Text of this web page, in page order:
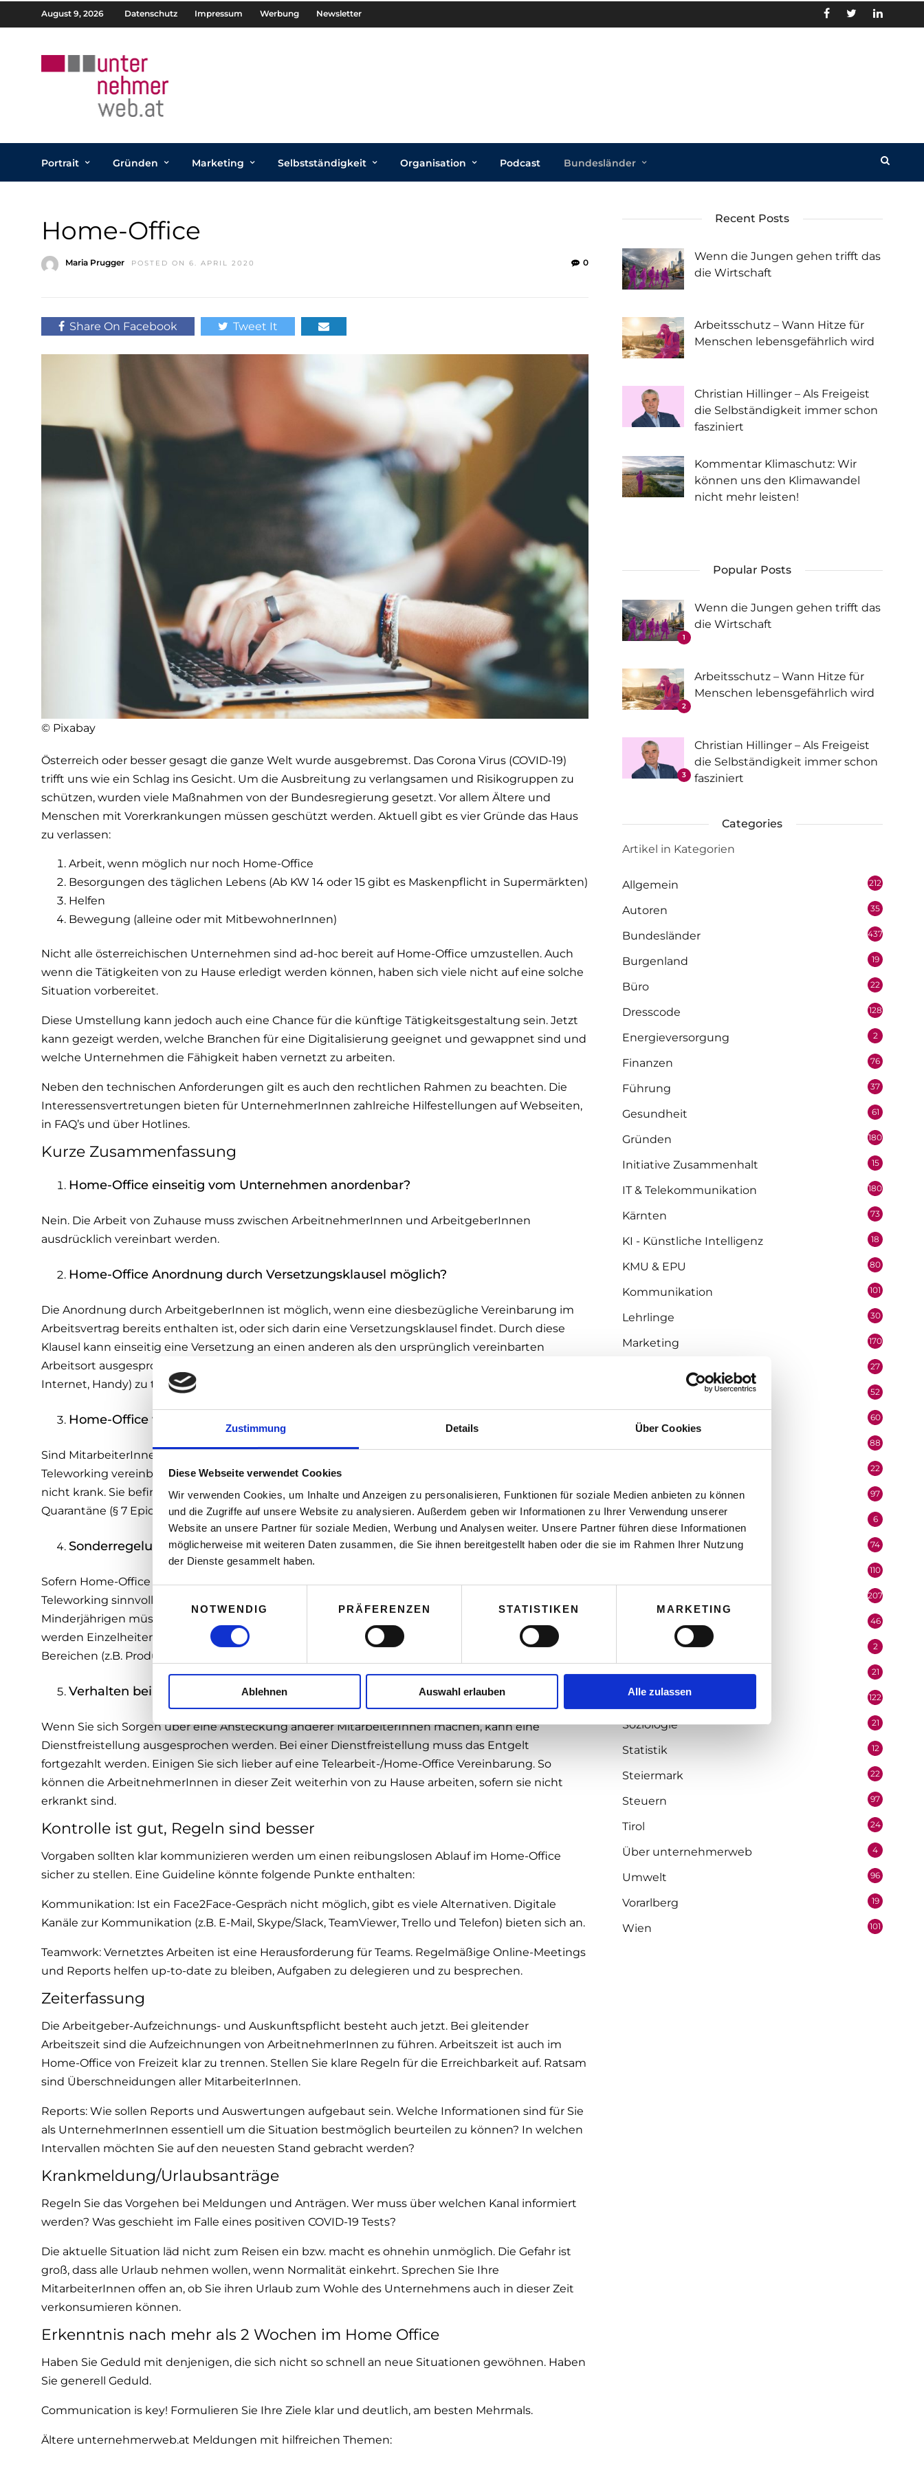
Zustimmung Details Über Cookies
Diese Webseite verwendet Cookies
Wir verwenden Cookies, um Inhalte und Anzeigen zu personalisieren, Funktionen für soziale Medien anbieten zu können
und die Zugriffe auf unsere Website zu analysieren. Außerdem geben wir Informationen zu Ihrer Verwendung unserer
Website an unsere Partner für soziale Medien, Werbung und Analysen weiter. Unsere Partner führen diese Informationen
möglicherweise mit weiteren Daten zusammen, die Sie ihnen bereitgestellt haben oder die sie im Rahmen Ihrer Nutzung
der Dienste gesammelt haben.
n
i
g
u
n
u
w
a
l
NOTWENDIG PRÄFERENZEN STATISTIKEN MARKETING
Ablehnen Auswahl erlauben Alle zulassen
August 9, 2026 Datenschutz Impressum Werbung Newsletter
Portrait Gründen Marketing Selbstständigkeit Organisation Podcast Bundesländer
Home-Office
Maria Prugger POSTED ON 6. APRIL 2020 0
Share On Facebook Tweet It
© Pixabay
Österreich oder besser gesagt die ganze Welt wurde ausgebremst. Das Corona Virus (COVID-19)
trifft uns wie ein Schlag ins Gesicht. Um die Ausbreitung zu verlangsamen und Risikogruppen zu
schützen, wurden viele Maßnahmen von der Bundesregierung gesetzt. Vor allem Ältere und
Menschen mit Vorerkrankungen müssen geschützt werden. Aktuell gibt es vier Gründe das Haus
zu verlassen:
Arbeit, wenn möglich nur noch Home-Office
Besorgungen des täglichen Lebens (Ab KW 14 oder 15 gibt es Maskenpflicht in Supermärkten)
Helfen
Bewegung (alleine oder mit MitbewohnerInnen)
Nicht alle österreichischen Unternehmen sind ad-hoc bereit auf Home-Office umzustellen. Auch
wenn die Tätigkeiten von zu Hause erledigt werden können, haben sich viele nicht auf eine solche
Situation vorbereitet.
Diese Umstellung kann jedoch auch eine Chance für die künftige Tätigkeitsgestaltung sein. Jetzt
kann gezeigt werden, welche Branchen für eine Digitalisierung geeignet und gewappnet sind und
welche Unternehmen die Fähigkeit haben vernetzt zu arbeiten.
Neben den technischen Anforderungen gilt es auch den rechtlichen Rahmen zu beachten. Die
Interessensvertretungen bieten für UnternehmerInnen zahlreiche Hilfestellungen auf Webseiten,
in FAQ’s und über Hotlines.
Kurze Zusammenfassung
Home-Office einseitig vom Unternehmen anordenbar?
Nein. Die Arbeit von Zuhause muss zwischen ArbeitnehmerInnen und ArbeitgeberInnen
ausdrücklich vereinbart werden.
Home-Office Anordnung durch Versetzungsklausel möglich?
Die Anordnung durch ArbeitgeberInnen ist möglich, wenn eine diesbezügliche Vereinbarung im
Arbeitsvertrag bereits enthalten ist, oder sich darin eine Versetzungsklausel findet. Durch diese
Klausel kann einseitig eine Versetzung an einen anderen als den ursprünglich vereinbarten
Arbeitsort ausgesprochen werden. ArbeitgeberInnen haben die anfallenden Kosten (z.B. für
Internet, Handy) zu tragen.
Home-Office während angeordneter Quarantäne?
Sind MitarbeiterInnen in häuslicher Quarantäne ohne krank zu sein, kann einvernehmlich
Teleworking vereinbart werden. Generell gilt: Nur wenn ArbeitnehmerInnen arbeitsfähig sind, also
nicht krank. Sie befinden sich als Krankheitsverdächtige oder Ansteckungsverdächtige in
Quarantäne (§ 7 Epidemiegesetz).
Sonderregelung für Auszubildende?
Sofern Home-Office Tätigkeiten mit dem Ausbildungsgegenstand zu vereinbaren sind, kann
Teleworking sinnvoll sein. Es bedarf jedoch auch hier einer schriftlichen Vereinbarung. Bei
Minderjährigen müssen Erziehungsberechtigte ihr Einverständnis geben. In der Vereinbarung
werden Einzelheiten über erforderliche Sachmittel und allfälliger Kosten geregelt. In vielen
Bereichen (z.B. Produktion) kommt das Arbeiten im Home-Office jedoch nicht in Betracht.
Verhalten bei Rückkehr von MitarbeiterInnen aus betroffenen Gebieten?
Wenn Sie sich Sorgen über eine Ansteckung anderer MitarbeiterInnen machen, kann eine
Dienstfreistellung ausgesprochen werden. Bei einer Dienstfreistellung muss das Entgelt
fortgezahlt werden. Einigen Sie sich lieber auf eine Telearbeit-/Home-Office Vereinbarung. So
können die ArbeitnehmerInnen in dieser Zeit weiterhin von zu Hause arbeiten, sofern sie nicht
erkrankt sind.
Kontrolle ist gut, Regeln sind besser
Vorgaben sollten klar kommunizieren werden um einen reibungslosen Ablauf im Home-Office
sicher zu stellen. Eine Guideline könnte folgende Punkte enthalten:
Kommunikation: Ist ein Face2Face-Gespräch nicht möglich, gibt es viele Alternativen. Digitale
Kanäle zur Kommunikation (z.B. E-Mail, Skype/Slack, TeamViewer, Trello und Telefon) bieten sich an.
Teamwork: Vernetztes Arbeiten ist eine Herausforderung für Teams. Regelmäßige Online-Meetings
und Reports helfen up-to-date zu bleiben, Aufgaben zu delegieren und zu besprechen.
Zeiterfassung
Die Arbeitgeber-Aufzeichnungs- und Auskunftspflicht besteht auch jetzt. Bei gleitender
Arbeitszeit sind die Aufzeichnungen von ArbeitnehmerInnen zu führen. Arbeitszeit ist auch im
Home-Office von Freizeit klar zu trennen. Stellen Sie klare Regeln für die Erreichbarkeit auf. Ratsam
sind Überschneidungen aller MitarbeiterInnen.
Reports: Wie sollen Reports und Auswertungen aufgebaut sein. Welche Informationen sind für Sie
als UnternehmerInnen essentiell um die Situation bestmöglich beurteilen zu können? In welchen
Intervallen möchten Sie auf den neuesten Stand gebracht werden?
Krankmeldung/Urlaubsanträge
Regeln Sie das Vorgehen bei Meldungen und Anträgen. Wer muss über welchen Kanal informiert
werden? Was geschieht im Falle eines positiven COVID-19 Tests?
Die aktuelle Situation läd nicht zum Reisen ein bzw. macht es ohnehin unmöglich. Die Gefahr ist
groß, dass alle Urlaub nehmen wollen, wenn Normalität einkehrt. Sprechen Sie Ihre
MitarbeiterInnen offen an, ob Sie ihren Urlaub zum Wohle des Unternehmens auch in dieser Zeit
verkonsumieren können.
Erkenntnis nach mehr als 2 Wochen im Home Office
Haben Sie Geduld mit denjenigen, die sich nicht so schnell an neue Situationen gewöhnen. Haben
Sie generell Geduld.
Communication is key! Formulieren Sie Ihre Ziele klar und deutlich, am besten Mehrmals.
Ältere unternehmerweb.at Meldungen mit hilfreichen Themen:
Recent Posts
Wenn die Jungen gehen trifft das
die Wirtschaft
Arbeitsschutz – Wann Hitze für
Menschen lebensgefährlich wird
Christian Hillinger – Als Freigeist
die Selbständigkeit immer schon
fasziniert
Kommentar Klimaschutz: Wir
können uns den Klimawandel
nicht mehr leisten!
Popular Posts
1
Wenn die Jungen gehen trifft das
die Wirtschaft
2
Arbeitsschutz – Wann Hitze für
Menschen lebensgefährlich wird
3
Christian Hillinger – Als Freigeist
die Selbständigkeit immer schon
fasziniert
Categories
Artikel in Kategorien
Allgemein 212
Autoren 35
Bundesländer 437
Burgenland 19
Büro 22
Dresscode 128
Energieversorgung 2
Finanzen 76
Führung 37
Gesundheit 61
Gründen 180
Initiative Zusammenhalt 15
IT & Telekommunikation 180
Kärnten 73
KI - Künstliche Intelligenz 18
KMU & EPU 80
Kommunikation 101
Lehrlinge 30
Marketing 170
27
52
Mobilität & Logistik 60
88
22
Organisation 97
Performer 6
Podcast 74
110
207
46
Redaktion 2
Salzburg 21
Selbstständigkeit 122
Soziologie 21
Statistik 12
Steiermark 22
Steuern 97
Tirol 24
Über unternehmerweb 4
Umwelt 96
Vorarlberg 19
Wien 101